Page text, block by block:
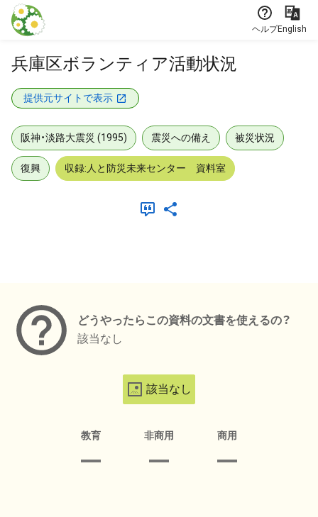
本文に飛ぶ
ヘルプEnglish
兵庫区ボランティア活動状況
提供元サイトで表示
阪神・淡路大震災 (1995) 震災への備え 被災状況
復興 収録:人と防災未来センター 資料室
どうやったらこの資料の文書を使えるの？
該当なし
該当なし
教育 非商用 商用